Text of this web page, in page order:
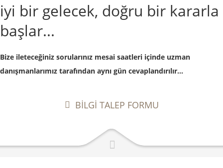
iyi bir gelecek, doğru bir kararla
başlar...
Bize ileteceğiniz sorularınız mesai saatleri içinde uzman
danışmanlarımız tarafından aynı gün cevaplandırılır...
BİLGİ TALEP FORMU